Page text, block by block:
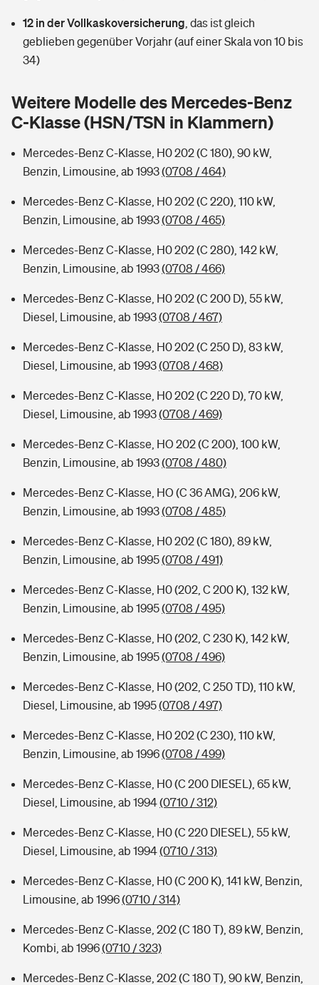
Tools
Wer versichert was: Jetzt Versicherer finden
Sie haben Fragen?
Handyversicherung
Musikinstrumentenversicherung
Zur Übersicht
Tools
Kinderunfall-Check: Mehr Sicherheit für deine Kids
Sie haben Fragen?
Sie haben Fragen?
12 in der Vollkaskoversicherung das ist gleich
geblieben gegenüber Vorjahr (auf einer Skala von 10 bis
34)
Weitere Modelle des Mercedes-Benz
C-Klasse (HSN/TSN in Klammern)
Mercedes-Benz C-Klasse, H0 202 (C 180), 90 kW,
Benzin, Limousine, ab 1993(0708 / 464)
Mercedes-Benz C-Klasse, H0 202 (C 220), 110 kW,
Benzin, Limousine, ab 1993(0708 / 465)
Mercedes-Benz C-Klasse, H0 202 (C 280), 142 kW,
Benzin, Limousine, ab 1993(0708 / 466)
Mercedes-Benz C-Klasse, H0 202 (C 200 D), 55 kW,
Diesel, Limousine, ab 1993(0708 / 467)
Mercedes-Benz C-Klasse, H0 202 (C 250 D), 83 kW,
Diesel, Limousine, ab 1993(0708 / 468)
Mercedes-Benz C-Klasse, H0 202 (C 220 D), 70 kW,
Diesel, Limousine, ab 1993(0708 / 469)
Mercedes-Benz C-Klasse, HO 202 (C 200), 100 kW,
Benzin, Limousine, ab 1993(0708 / 480)
Mercedes-Benz C-Klasse, HO (C 36 AMG), 206 kW,
Benzin, Limousine, ab 1993(0708 / 485)
Mercedes-Benz C-Klasse, H0 202 (C 180), 89 kW,
Benzin, Limousine, ab 1995(0708 / 491)
Mercedes-Benz C-Klasse, H0 (202, C 200 K), 132 kW,
Benzin, Limousine, ab 1995(0708 / 495)
Mercedes-Benz C-Klasse, H0 (202, C 230 K), 142 kW,
Benzin, Limousine, ab 1995(0708 / 496)
Mercedes-Benz C-Klasse, H0 (202, C 250 TD), 110 kW,
Diesel, Limousine, ab 1995(0708 / 497)
Mercedes-Benz C-Klasse, H0 202 (C 230), 110 kW,
Benzin, Limousine, ab 1996(0708 / 499)
Mercedes-Benz C-Klasse, H0 (C 200 DIESEL), 65 kW,
Diesel, Limousine, ab 1994(0710 / 312)
Mercedes-Benz C-Klasse, H0 (C 220 DIESEL), 55 kW,
Diesel, Limousine, ab 1994(0710 / 313)
Mercedes-Benz C-Klasse, H0 (C 200 K), 141 kW, Benzin,
Limousine, ab 1996(0710 / 314)
Mercedes-Benz C-Klasse, 202 (C 180 T), 89 kW, Benzin,
Kombi, ab 1996(0710 / 323)
Mercedes-Benz C-Klasse, 202 (C 180 T), 90 kW, Benzin,